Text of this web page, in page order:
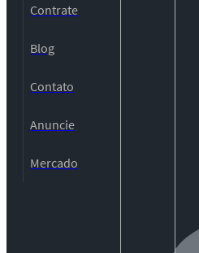
Contrate
Blog
Contato
Anuncie
Mercado